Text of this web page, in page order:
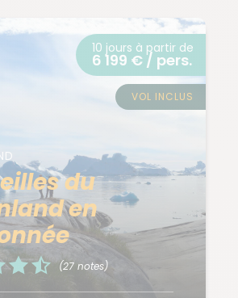
du
en
(27 notes)
10 jours à partir de
6 199 € / pers.
VOL INCLUS